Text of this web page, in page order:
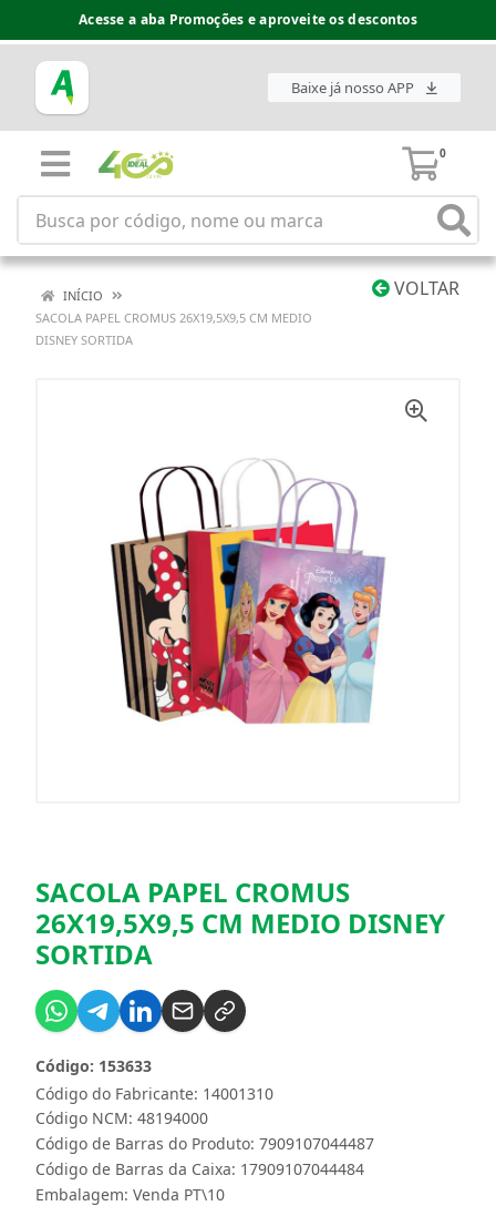
Acesse a aba Promoções e aproveite os descontos
Baixe já nosso APP
0
VOLTAR
INÍCIO
SACOLA PAPEL CROMUS 26X19,5X9,5 CM MEDIO
DISNEY SORTIDA
SACOLA PAPEL CROMUS
26X19,5X9,5 CM MEDIO DISNEY
SORTIDA
Código do Fabricante: 14001310
Código: 153633
Código NCM: 48194000
Código de Barras do Produto: 7909107044487
Código de Barras da Caixa: 17909107044484
Embalagem: Venda PT\10